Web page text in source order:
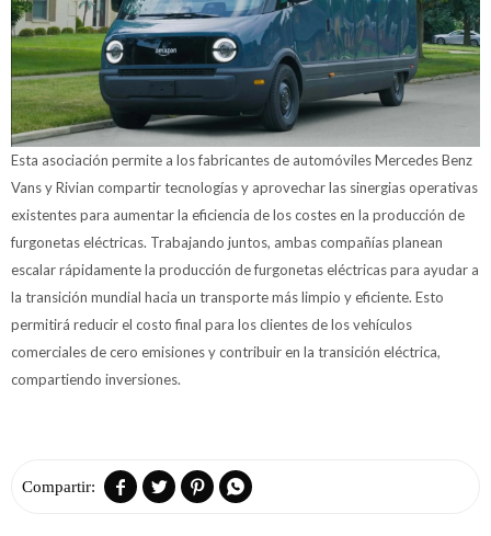
Esta asociación permite a los fabricantes de automóviles Mercedes Benz
Vans y Rivian compartir tecnologías y aprovechar las sinergias operativas
existentes para aumentar la eficiencia de los costes en la producción de
furgonetas eléctricas. Trabajando juntos, ambas compañías planean
escalar rápidamente la producción de furgonetas eléctricas para ayudar a
la transición mundial hacia un transporte más limpio y eficiente. Esto
permitirá reducir el costo final para los clientes de los vehículos
comerciales de cero emisiones y contribuir en la transición eléctrica,
compartiendo inversiones.
   